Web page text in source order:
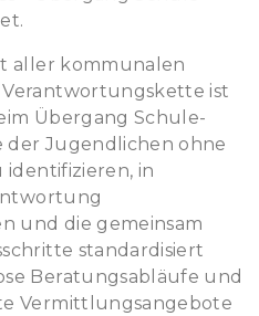
aller kommunalen
ist
Übergang Schule-
Jugendlichen ohne
identifizieren, in
und die gemeinsam
standardisiert
Beratungsabläufe und
Vermittlungsangebote